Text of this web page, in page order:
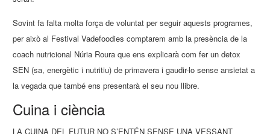
Sovint fa falta molta força de voluntat per seguir aquests programes,
per això al Festival Vadefoodies comptarem amb la presència de la
coach nutricional Núria Roura que ens explicarà com fer un detox
SEN (sa, energètic i nutritiu) de primavera i gaudir-lo sense ansietat a
la vegada que també ens presentarà el seu nou llibre.
Cuina i ciència
LA CUINA DEL FUTUR NO S’ENTÉN SENSE UNA VESSANT